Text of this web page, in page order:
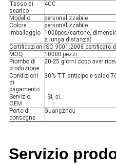
Tasso di
scarico
4CC
Modello
personalizzabile
Colore
personalizzabile
Imballaggio
1000pcs/cartone,
a lunga distanza)
Certificazioni ISO 9001:2008 certificato
MOQ
10000 pezzi
Piombo di
produzione
20-25 giorni dopo aver
Condizioni
di
pagamento
30% TT anticipo e saldo
Servizio
OEM
- Sì, sì.
Porto di
consegna
Guangzhou
Servizio